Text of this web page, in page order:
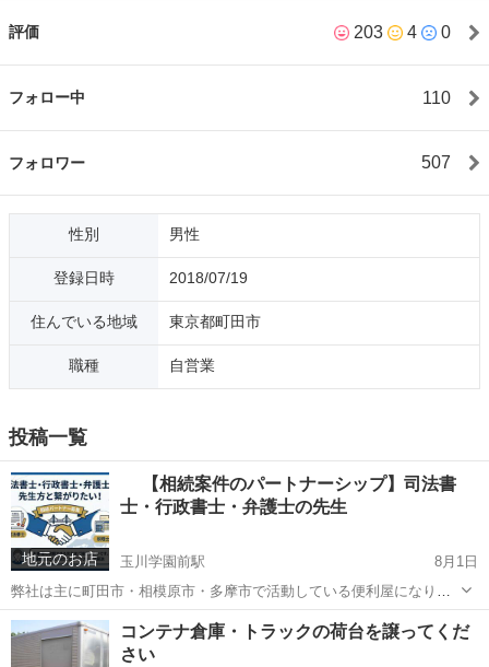
評価 203 4 0
フォロー中 110
フォロワー 507
性別 男性
登録日時 2018/07/19
住んでいる地域 東京都町田市
職種 自営業
投稿一覧
地元のお店
【相続案件のパートナーシップ】司法書
士・行政書士・弁護士の先生
玉川学園前駅
8月1日
弊社は主に町田市・相模原市・多摩市で活動している便利屋になりま
す。 司法書士・行政書士・弁護士の先生の方と繋がりたいです。お互
いにパートナーシップを組める方を探しています。（お客様に相続の
際に信頼できる先生を紹介してく...
東京 町田市 玉川学園前駅 案件
コンテナ倉庫・トラックの荷台を譲ってくだ
さい